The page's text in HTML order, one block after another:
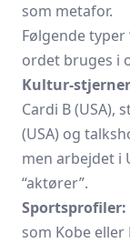
som metafor.
Følgende
ordet bruges i
Kultur-
Cardi B (USA),
(USA) og
men arbejdet i
“aktører”.
Sportsprofiler:
som Kobe